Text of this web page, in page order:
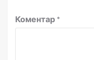
Коментар *